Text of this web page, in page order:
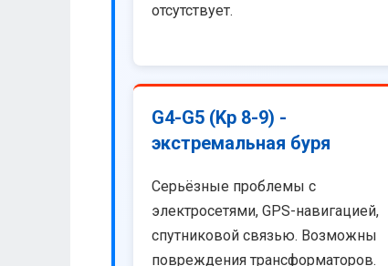
отсутствует.
G4-G5 (Kp 8-9) -
экстремальная буря
Серьёзные проблемы с
электросетями, GPS-навигацией,
спутниковой связью. Возможны
повреждения трансформаторов.